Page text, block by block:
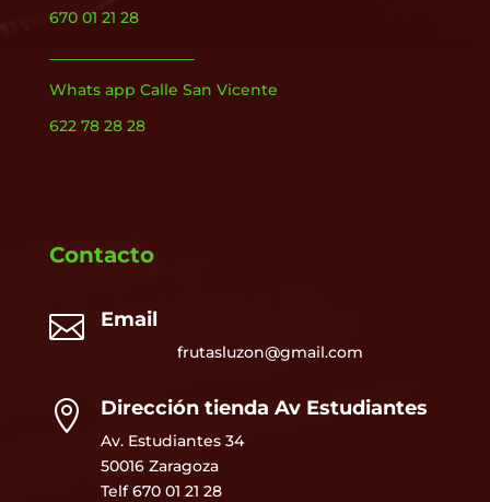
670 01 21 28
Whats app Calle San Vicente
622 78 28 28
Contacto
 Email
frutasluzon@gmail.com
 Dirección tienda Av Estudiantes
Av. Estudiantes 34
50016 Zaragoza
Telf670 01 21 28